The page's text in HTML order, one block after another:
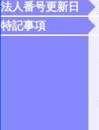
法人番号更新日
特記事項